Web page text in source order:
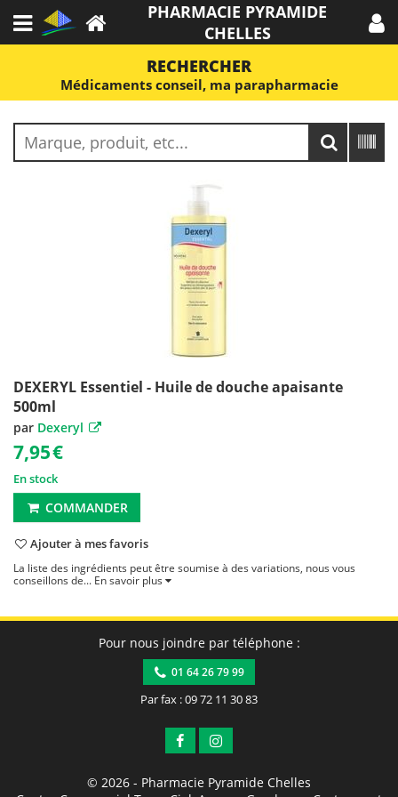
PHARMACIE PYRAMIDE
CHELLES
RECHERCHER
Médicaments conseil, ma parapharmacie
DEXERYL Essentiel - Huile de douche apaisante
500ml
par Dexeryl
7,95€
En stock
COMMANDER
Ajouter à mes favoris
La liste des ingrédients peut être soumise à des variations, nous vous
conseillons de... En savoir plus
Pour nous joindre par téléphone :
01 64 26 79 99
Par fax : 09 72 11 30 83
© 2026 - Pharmacie Pyramide Chelles